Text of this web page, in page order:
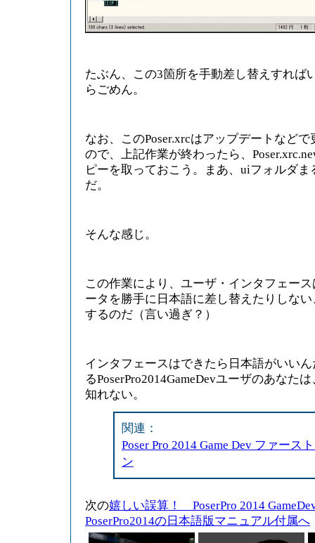
たぶん、この3箇所を手動差し替えすれば
らごめん。
なお、このPoser.xrcはアップデートなど
ので、上記作業が終わったら、
ピーを取っておこう。まあ、uiフォルダ
だ。
そんな感じ。
この作業により、ユーザ・インタフェー
ータを勝手に日本語に差し替えたりしな
するのだ（言い過ぎ？）
インタフェースはできたら日本語がいい
るPoserPro2014GameDevユーザのあなた
知れない。
関連：
Poser Pro 2014 Game Dev ファース
ン
次の嬉しい誤算！ PoserPro 2014
PoserPro2014の日本語版マニュアル付属へ